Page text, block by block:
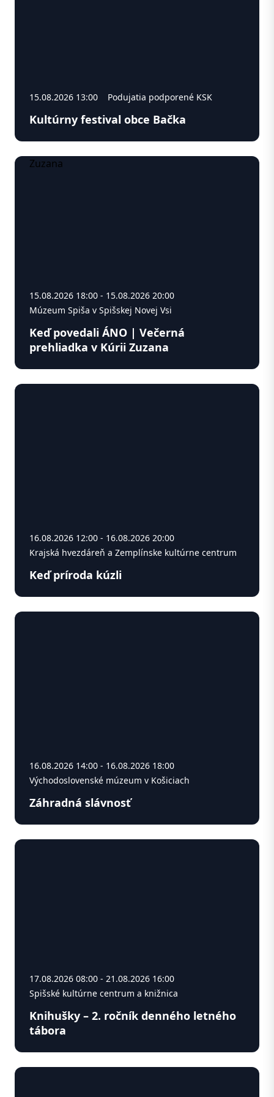
15.08.2026 13:00 Podujatia podporené KSK
Kultúrny festival obce Bačka
15.08.2026 18:00 - 15.08.2026 20:00
Múzeum Spiša v Spišskej Novej Vsi
Keď povedali ÁNO | Večerná
prehliadka v Kúrii Zuzana
16.08.2026 12:00 - 16.08.2026 20:00
Krajská hvezdáreň a Zemplínske kultúrne centrum
Keď príroda kúzli
16.08.2026 14:00 - 16.08.2026 18:00
Východoslovenské múzeum v Košiciach
Záhradná slávnosť
17.08.2026 08:00 - 21.08.2026 16:00
Spišské kultúrne centrum a knižnica
Knihušky – 2. ročník denného letného
tábora